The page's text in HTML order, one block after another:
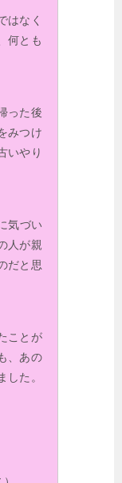
はなく
何とも
った後
みつけ
いやり
気づい
人が親
だと思
ことが
、あの
した。